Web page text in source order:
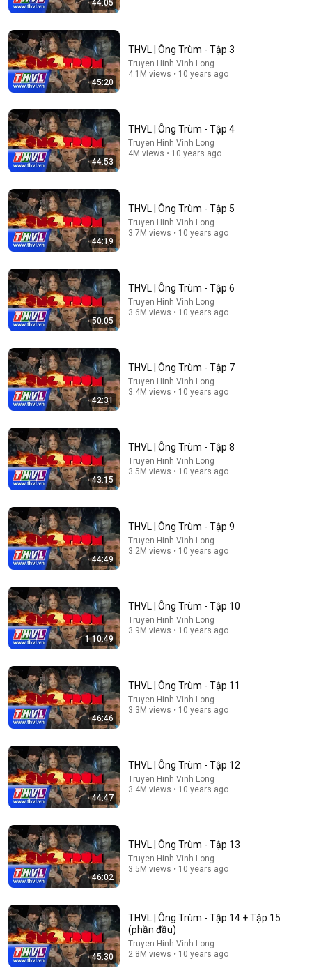
Gửi 72 Triệu Nuôi Mẹ Chồng Suốt 2 Năm Bất Ngờ
Nghe Cháu Trai 11 Tuổi Xin: "Cho Con Ăn Cơm Muối
Vừng
Khánh Linh Kể Chuyện
New 18K views
This Girl Is DESTROYING U.S. Sprinters – Even Kayla
White Is STUNNED! – Sha'Carri Richardson
Sprint Atlas
New 149 views
THVL | Ông Trùm - Tập 1
Truyen Hinh Vinh Long • 9.6M views
Truyện Ngắn Tuổi Xế Chiều Cực Hay: HAI MẸ CON
CHUNG 1 CHỒNG - Đọc Truyện Đêm Khuya
Tuổi Già An Nhiên
New 27K views
44:05
45:20
THVL | Ông Trùm - Tập 3
Truyen Hinh Vinh Long
4.1M views • 10 years ago
44:53
THVL | Ông Trùm - Tập 4
Truyen Hinh Vinh Long
4M views • 10 years ago
44:19
THVL | Ông Trùm - Tập 5
Truyen Hinh Vinh Long
3.7M views • 10 years ago
50:05
THVL | Ông Trùm - Tập 6
Truyen Hinh Vinh Long
3.6M views • 10 years ago
42:31
THVL | Ông Trùm - Tập 7
Truyen Hinh Vinh Long
3.4M views • 10 years ago
43:15
THVL | Ông Trùm - Tập 8
Truyen Hinh Vinh Long
3.5M views • 10 years ago
44:49
THVL | Ông Trùm - Tập 9
Truyen Hinh Vinh Long
3.2M views • 10 years ago
1:10:49
THVL | Ông Trùm - Tập 10
Truyen Hinh Vinh Long
3.9M views • 10 years ago
46:46
THVL | Ông Trùm - Tập 11
Truyen Hinh Vinh Long
3.3M views • 10 years ago
44:47
THVL | Ông Trùm - Tập 12
Truyen Hinh Vinh Long
3.4M views • 10 years ago
46:02
THVL | Ông Trùm - Tập 13
Truyen Hinh Vinh Long
3.5M views • 10 years ago
45:30
THVL | Ông Trùm - Tập 14 + Tập 15
(phần đầu)
Truyen Hinh Vinh Long
2.8M views • 10 years ago